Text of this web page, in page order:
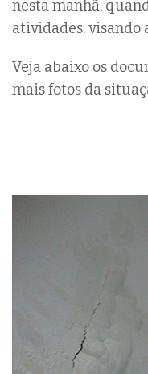
nesta manhã,
atividades, visando
Veja abaixo os
mais fotos da